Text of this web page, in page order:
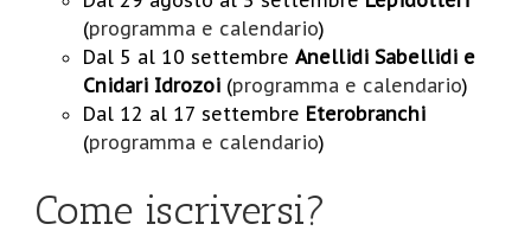
(programma e calendario)
Dal 5 al 10 settembre Anellidi Sabellidi e
Cnidari Idrozoi (programma e calendario)
Dal 12 al 17 settembre Eterobranchi
(programma e calendario)
Come iscriversi?